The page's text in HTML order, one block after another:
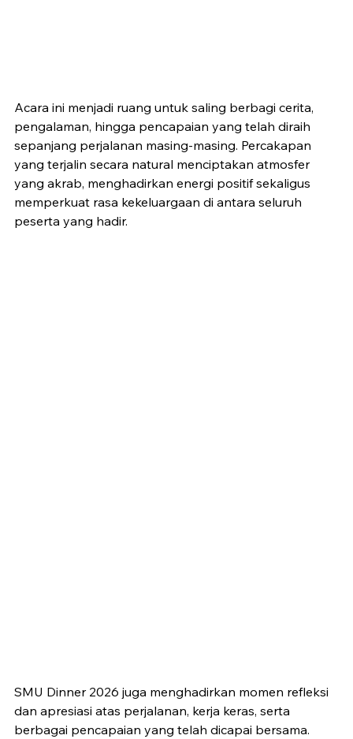
Acara ini menjadi ruang untuk saling berbagi cerita,
pengalaman, hingga pencapaian yang telah diraih
sepanjang perjalanan masing-masing. Percakapan
yang terjalin secara natural menciptakan atmosfer
yang akrab, menghadirkan energi positif sekaligus
memperkuat rasa kekeluargaan di antara seluruh
peserta yang hadir.
SMU Dinner 2026 juga menghadirkan momen refleksi
dan apresiasi atas perjalanan, kerja keras, serta
berbagai pencapaian yang telah dicapai bersama.